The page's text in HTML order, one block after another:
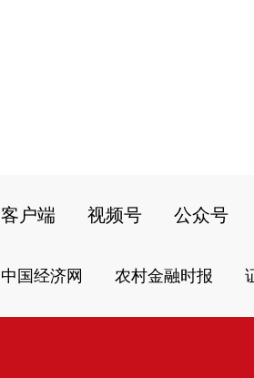
客户端 视频号 公众号
中国经济网 农村金融时报